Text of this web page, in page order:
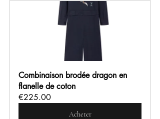
Combinaison brodée dragon en
flanelle de coton
€225.00
Acheter